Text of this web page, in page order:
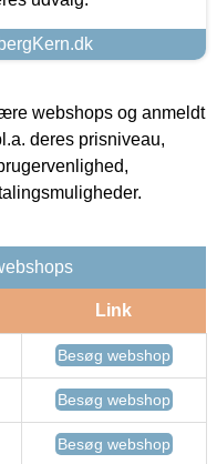
webshops og anmeldt
deres prisniveau,
Link
Besøg webshop
Besøg webshop
Besøg webshop